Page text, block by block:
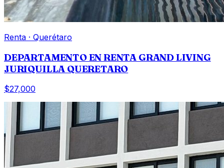
Renta · Querétaro
DEPARTAMENTO EN RENTA GRAND LIVING
JURIQUILLA QUERETARO
$27,000